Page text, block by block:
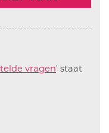
vragen' staat